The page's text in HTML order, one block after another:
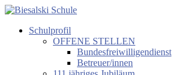
Zum
springen
Biesalski
Förderzentrum
Schulprofil
OFFENE STELLEN
Bundesfreiwilligendienst
Betreuer/innen